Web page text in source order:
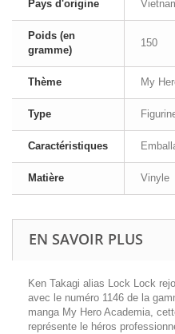
Pays d'origine
Poids (en
gramme)
150
Thème My
Type
Caractéristiques
Matière Vinyle
EN SAVOIR PLUS
Ken Takagi alias Lock Lock
avec le numéro 1146 de la
manga My Hero Academia,
représente le héros